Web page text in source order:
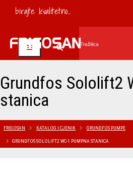
birajte kvalitetno...
Grundfos Sololift2
stanica
FRIGOSAN KATALOG I CJENIK GRUNDFOS PUMPE
GRUNDFOS SOLOLIFT2 WC-1 PUMPNA STANICA